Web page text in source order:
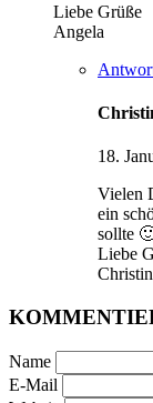
Liebe Grüße
Angela
18.
Vielen
ein
sollte
Liebe
Name
E-Mail